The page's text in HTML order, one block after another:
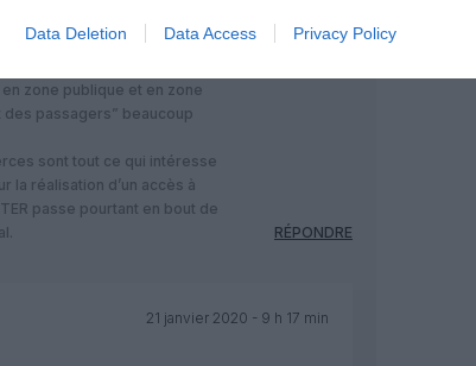
Data Deletion Data Access Privacy Policy
21 janvier 2020 - 9 h 01 min
des travaux de
zone publique et en zone
des passagers” beaucoup
sont tout ce qui intéresse
la réalisation d’un accès à
passe pourtant en bout de
RÉPONDRE
21 janvier 2020 - 9 h 17 min